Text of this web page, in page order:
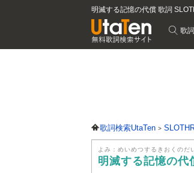
明滅する記憶の代償 歌詞
歌
歌詞検索UtaTen
よみ：めいめつするきおくのだ
明滅する記憶の代